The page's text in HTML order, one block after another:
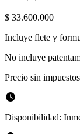
$ 33.600.000
Incluye flete y
No incluye
Precio sin
Disponibilidad: